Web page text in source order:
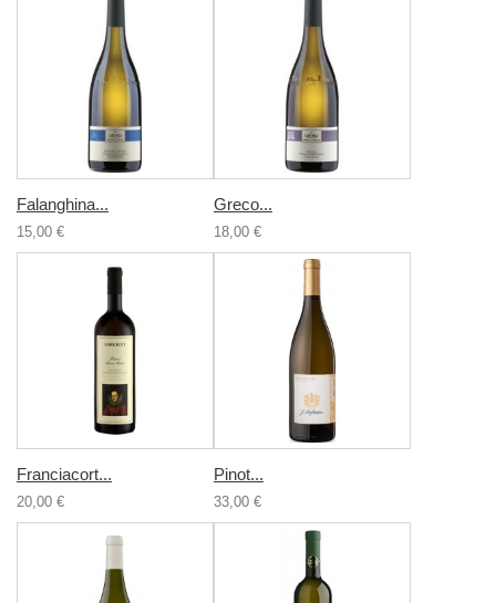
Falanghina...
15,00 €
Greco...
18,00 €
Franciacort...
20,00 €
Pinot...
33,00 €